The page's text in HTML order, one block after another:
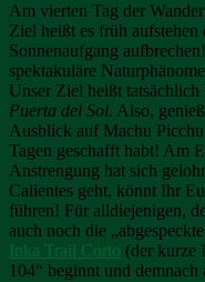
Am vierten Tag der
Ziel heißt es früh
Sonnenaufgang
spektakuläre
Unser Ziel heißt tatsächlich
Puerta del Sol. Also,
Ausblick auf Machu
Tagen geschafft habt! Am
Anstrengung hat sich
Calientes geht, könnt Ihr
führen! Für alldiejenigen,
auch noch die
Inka Trail Corto (der kurze
104“ beginnt und